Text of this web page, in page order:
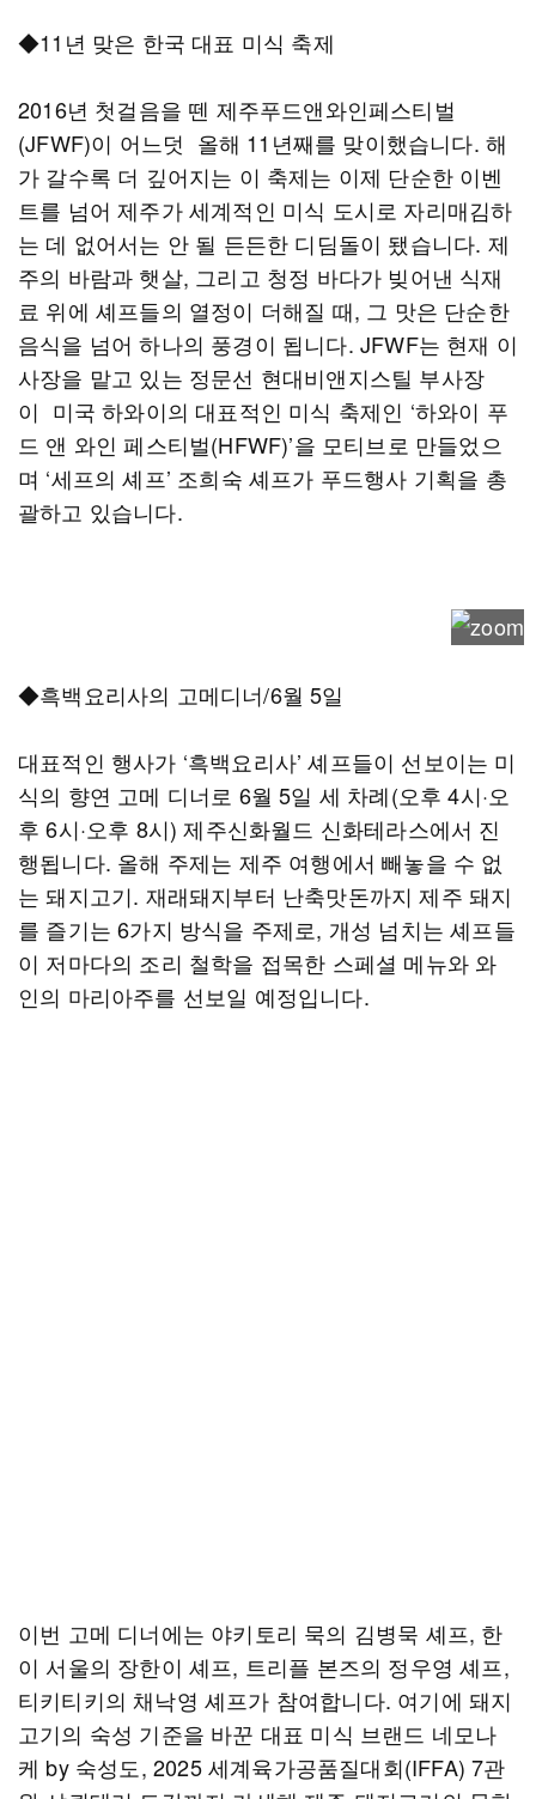
◆11년 맞은 한국 대표 미식 축제
2016년 첫걸음을 뗀 제주푸드앤와인페스티벌
(JFWF)이 어느덧 올해 11년째를 맞이했습니다. 해
가 갈수록 더 깊어지는 이 축제는 이제 단순한 이벤
트를 넘어 제주가 세계적인 미식 도시로 자리매김하
는 데 없어서는 안 될 든든한 디딤돌이 됐습니다. 제
주의 바람과 햇살, 그리고 청정 바다가 빚어낸 식재
료 위에 셰프들의 열정이 더해질 때, 그 맛은 단순한
음식을 넘어 하나의 풍경이 됩니다. JFWF는 현재 이
사장을 맡고 있는 정문선 현대비앤지스틸 부사장
이 미국 하와이의 대표적인 미식 축제인 ‘하와이 푸
드 앤 와인 페스티벌(HFWF)’을 모티브로 만들었으
며 ‘세프의 셰프’ 조희숙 셰프가 푸드행사 기획을 총
괄하고 있습니다.
◆흑백요리사의 고메디너/6월 5일
대표적인 행사가 ‘흑백요리사’ 셰프들이 선보이는 미
식의 향연 고메 디너로 6월 5일 세 차례(오후 4시·오
후 6시·오후 8시) 제주신화월드 신화테라스에서 진
행됩니다. 올해 주제는 제주 여행에서 빼놓을 수 없
는 돼지고기. 재래돼지부터 난축맛돈까지 제주 돼지
를 즐기는 6가지 방식을 주제로, 개성 넘치는 셰프들
이 저마다의 조리 철학을 접목한 스페셜 메뉴와 와
인의 마리아주를 선보일 예정입니다.
이번 고메 디너에는 야키토리 묵의 김병묵 셰프, 한
이 서울의 장한이 셰프, 트리플 본즈의 정우영 셰프,
티키티키의 채낙영 셰프가 참여합니다. 여기에 돼지
고기의 숙성 기준을 바꾼 대표 미식 브랜드 네모나
케 by 숙성도, 2025 세계육가공품질대회(IFFA) 7관